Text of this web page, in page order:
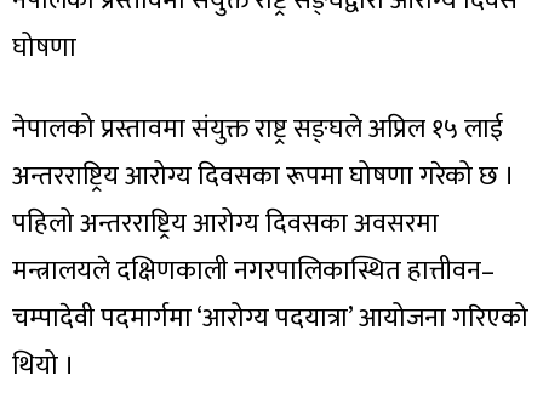
घोषणा
नेपालको प्रस्तावमा संयुक्त राष्ट्र सङ्घले अप्रिल १५ लाई
अन्तरराष्ट्रिय आरोग्य दिवसका रूपमा घोषणा गरेको छ ।
पहिलो अन्तरराष्ट्रिय आरोग्य दिवसका अवसरमा
मन्त्रालयले दक्षिणकाली नगरपालिकास्थित हात्तीवन–
चम्पादेवी पदमार्गमा ‘आरोग्य पदयात्रा’ आयोजना गरिएको
थियो ।